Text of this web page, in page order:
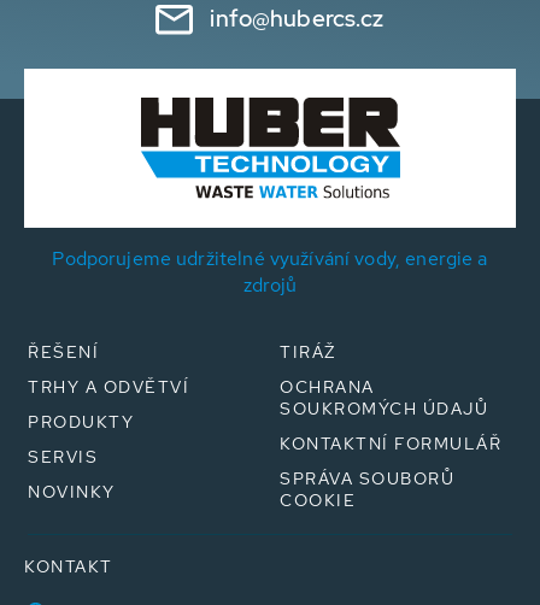
info@hubercs.cz
Podporujeme udržitelné využívání vody, energie a
zdrojů
ŘEŠENÍ
TRHY A ODVĚTVÍ
PRODUKTY
SERVIS
NOVINKY
TIRÁŽ
OCHRANA
SOUKROMÝCH ÚDAJŮ
KONTAKTNÍ FORMULÁŘ
SPRÁVA SOUBORŮ
COOKIE
KONTAKT